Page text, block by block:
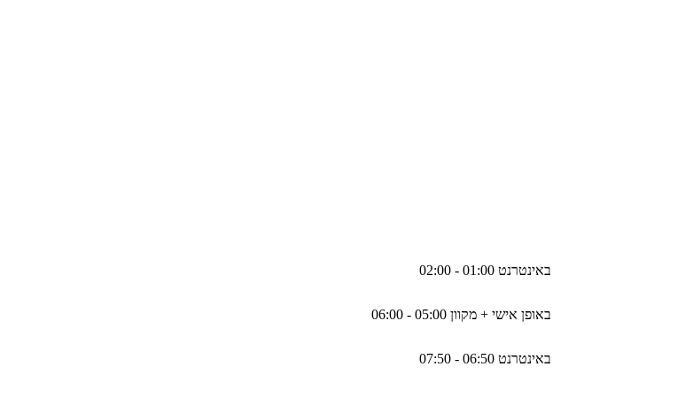
באינטרנט 01:00 - 02:00
באופן אישי + מקוון 05:00 - 06:00
באינטרנט 06:50 - 07:50